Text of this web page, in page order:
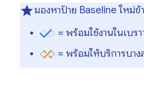
มองหาป้าย Baseline ใหม่ข้
= พร้อมใช้งานในเบร
= พร้อมให้บริการบาง